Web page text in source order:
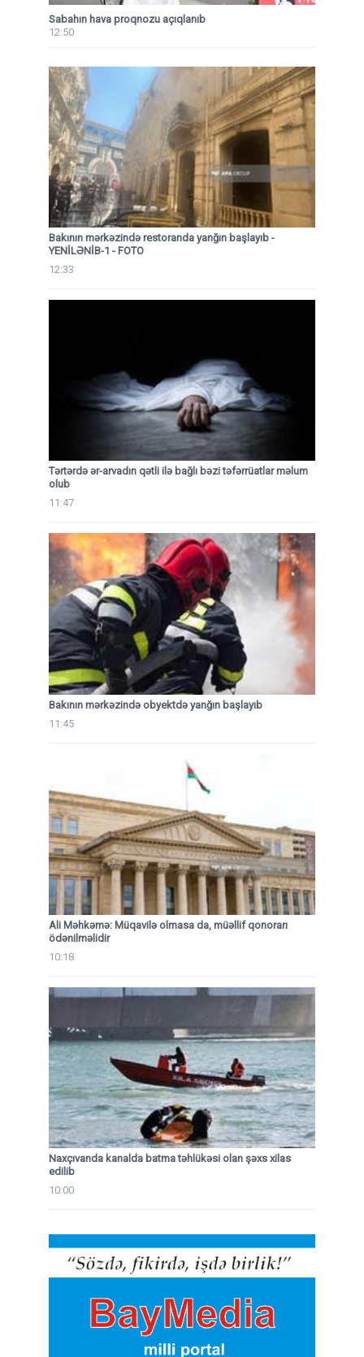
Sabahın hava proqnozu açıqlanıb
12:50
Bakının mərkəzində restoranda yanğın başlayıb -
YENİLƏNİB-1 - FOTO
12:33
Tərtərdə ər-arvadın qətli ilə bağlı bəzi təfərrüatlar məlum
olub
11:47
Bakının mərkəzində obyektdə yanğın başlayıb
11:45
Ali Məhkəmə: Müqavilə olmasa da, müəllif qonorarı
ödənilməlidir
10:18
Naxçıvanda kanalda batma təhlükəsi olan şəxs xilas
edilib
10:00